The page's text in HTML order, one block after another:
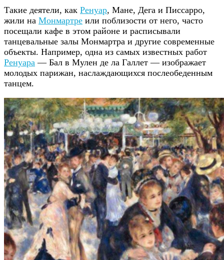
Такие деятели, как Ренуар, Мане, Дега и Писсарро,
жили на Монмартре или поблизости от него, часто
посещали кафе в этом районе и расписывали
танцевальные залы Монмартра и другие современные
объекты. Например, одна из самых известных работ
Ренуара — Бал в Мулен де ла Галлет — изображает
молодых парижан, наслаждающихся послеобеденным
танцем.